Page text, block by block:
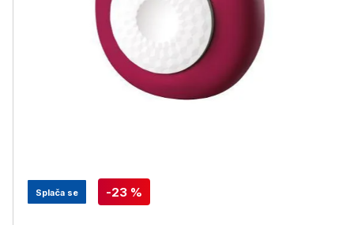
Splača se -23 %